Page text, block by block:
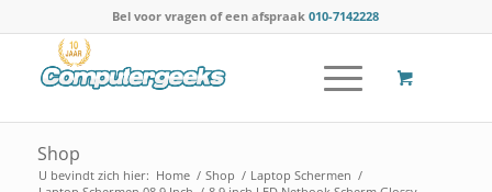
Bel voor vragen of een afspraak010-7142228
Shop
U bevindt zich hier: Home / Shop / Laptop Schermen /